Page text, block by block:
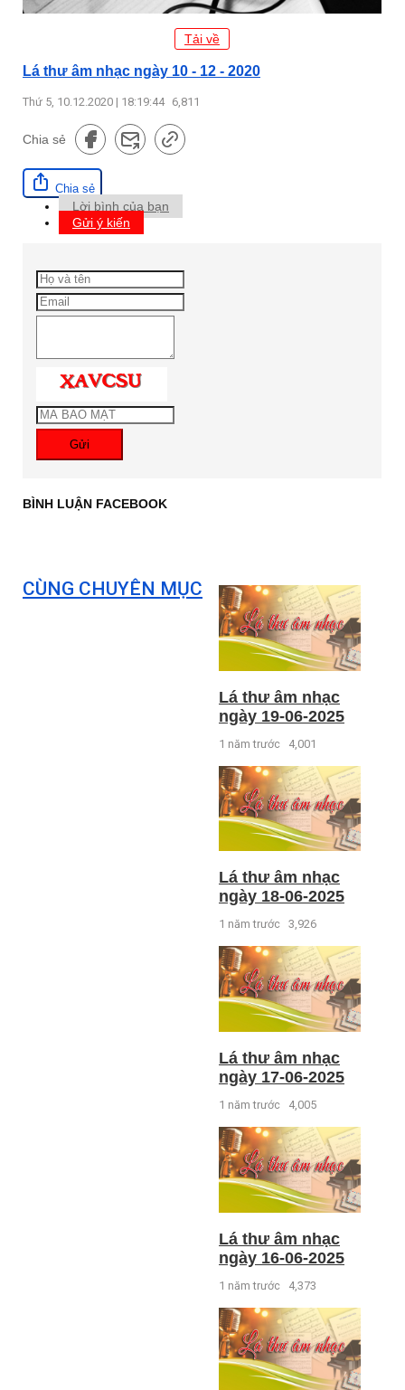
Tải về
Lá thư âm nhạc ngày 10 - 12 - 2020
Thứ 5, 10.12.2020 | 18:19:44 6,811
Chia sẻ
Chia sẻ
Lời bình của bạn
Gửi ý kiến
Gửi
BÌNH LUẬN FACEBOOK
CÙNG CHUYÊN MỤC
Lá thư âm nhạc
ngày 19-06-2025
1 năm trước 4,001
Lá thư âm nhạc
ngày 18-06-2025
1 năm trước 3,926
Lá thư âm nhạc
ngày 17-06-2025
1 năm trước 4,005
Lá thư âm nhạc
ngày 16-06-2025
1 năm trước 4,373